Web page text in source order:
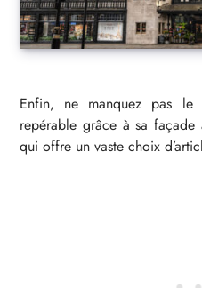
Enfin, ne manquez pas le
repérable grâce à sa
qui offre un vaste choix